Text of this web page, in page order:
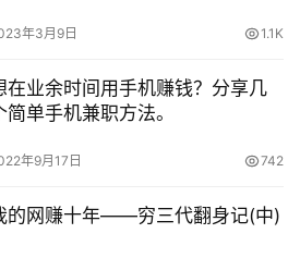
年3月9日 1.1K
在业余时间用手机赚钱？分享几
简单手机兼职方法。
年9月17日 742
的网赚十年——穷三代翻身记(中)